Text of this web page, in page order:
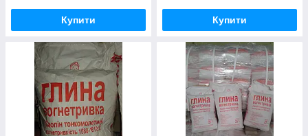
Купити Купити